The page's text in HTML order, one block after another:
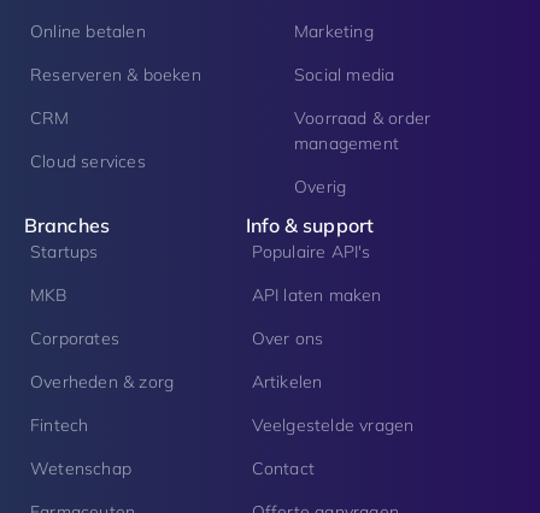
Branches
Startups
MKB
Corporates
Overheden & zorg
Fintech
Wetenschap
Online betalen
Reserveren & boeken
CRM
Cloud services
Marketing
Social media
Voorraad & order
management
Overig
Info & support
Populaire API's
API laten maken
Over ons
Artikelen
Veelgestelde vragen
Contact